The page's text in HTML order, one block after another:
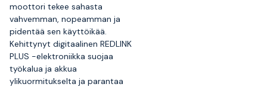
moottori tekee sahasta
vahvemman, nopeamman ja
pidentää sen käyttöikää.
Kehittynyt digitaalinen REDLINK
PLUS -elektroniikka suojaa
työkalua ja akkua
ylikuormitukselta ja parantaa